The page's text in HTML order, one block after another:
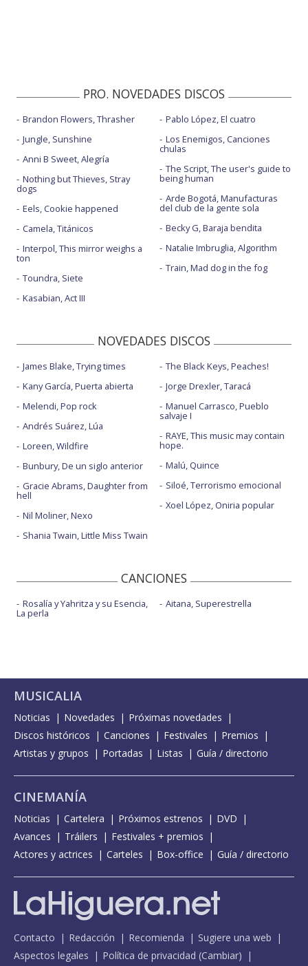
PRO. NOVEDADES DISCOS
Brandon Flowers, Thrasher
Jungle, Sunshine
Anni B Sweet, Alegría
Nothing but Thieves, Stray
dogs
Eels, Cookie happened
Camela, Titánicos
Interpol, This mirror weighs a
ton
Toundra, Siete
Kasabian, Act III
Pablo López, El cuatro
Los Enemigos, Canciones
chulas
The Script, The user's guide to
being human
Arde Bogotá, Manufacturas
del club de la gente sola
Becky G, Baraja bendita
Natalie Imbruglia, Algorithm
Train, Mad dog in the fog
NOVEDADES DISCOS
James Blake, Trying times
Kany García, Puerta abierta
Melendi, Pop rock
Andrés Suárez, Lúa
Loreen, Wildfire
Bunbury, De un siglo anterior
Gracie Abrams, Daughter from
hell
Nil Moliner, Nexo
Shania Twain, Little Miss Twain
The Black Keys, Peaches!
Jorge Drexler, Taracá
Manuel Carrasco, Pueblo
salvaje I
RAYE, This music may contain
hope.
Malú, Quince
Siloé, Terrorismo emocional
Xoel López, Oniria popular
CANCIONES
Rosalía y Yahritza y su Esencia,
La perla
Aitana, Superestrella
MUSICALIA
Noticias Novedades
Próximas novedades
Discos históricos
Canciones Festivales
Premios
Artistas y grupos
Portadas Listas Guía / directorio
CINEMANÍA
Noticias Cartelera Próximos estrenos
DVD
Avances
Tráilers
Festivales + premios
Actores y actrices
Carteles Box-office Guía / directorio
Contacto Redacción Recomienda
Sugiere una web
Aspectos legales
Política de privacidad (Cambiar)